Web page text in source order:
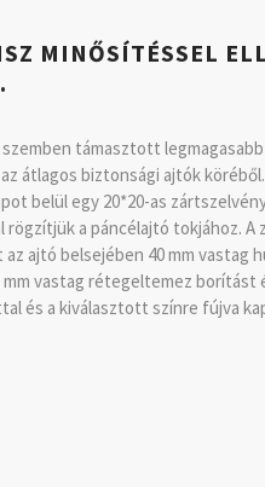
MINŐSÍTÉSSEL
támasztott
átlagos biztonsági ajtók köréből.
belül egy 20*20-as
a páncélajtó tokjához.
az ajtó belsejében 40 mm vastag
vastag rétegeltemez
és a kiválasztott színre fújva